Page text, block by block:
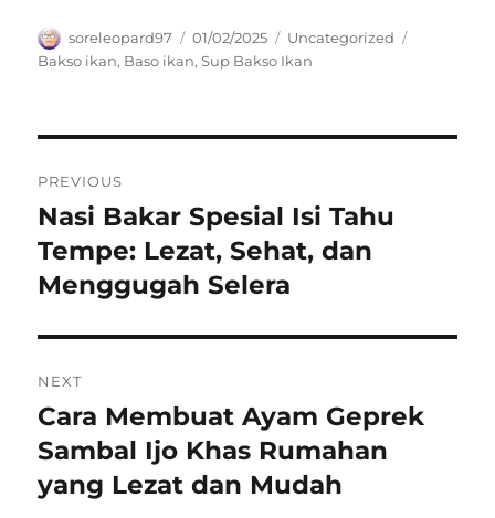
Author
soreleopard97
Posted
on
01/02/2025 Categories
Uncategorized
Bakso ikan, Baso ikan,Sup Bakso Ikan
pos
PREVIOUS
Previous
post:
Nasi Bakar Spesial Isi Tahu
Tempe: Lezat, Sehat, dan
Menggugah Selera
NEXT
Next
post:
Cara Membuat Ayam Geprek
Sambal Ijo Khas Rumahan
yang Lezat dan Mudah